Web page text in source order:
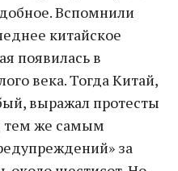
Вспомнили
китайское
появилась в
века. Тогда Китай,
выражал протесты
тем же самым
за